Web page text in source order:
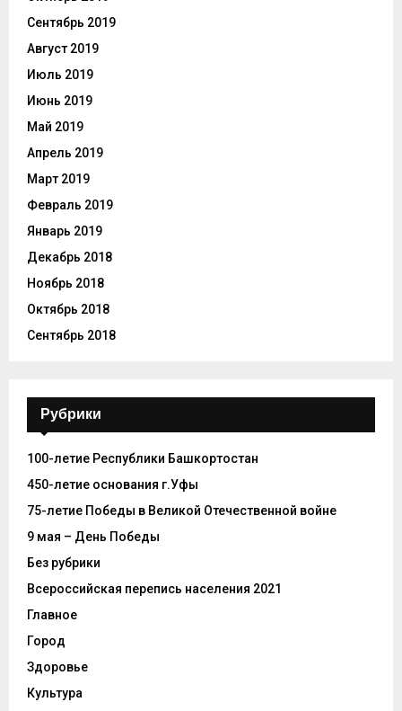
Сентябрь 2019
Август 2019
Июль 2019
Июнь 2019
Май 2019
Апрель 2019
Март 2019
Февраль 2019
Январь 2019
Декабрь 2018
Ноябрь 2018
Октябрь 2018
Сентябрь 2018
Рубрики
100-летие Республики Башкортостан
450-летие основания г.Уфы
75-летие Победы в Великой Отечественной войне
9 мая – День Победы
Без рубрики
Всероссийская перепись населения 2021
Главное
Город
Здоровье
Культура